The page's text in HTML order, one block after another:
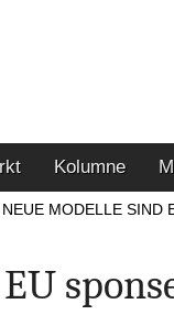
Kolumne
NEUE MODELLE SIND